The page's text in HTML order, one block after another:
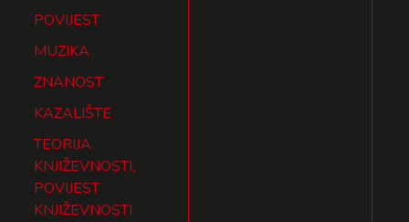
POVIJEST
MUZIKA
ZNANOST
KAZALIŠTE
TEORIJA
KNJIŽEVNOSTI,
POVIJEST
KNJIŽEVNOSTI